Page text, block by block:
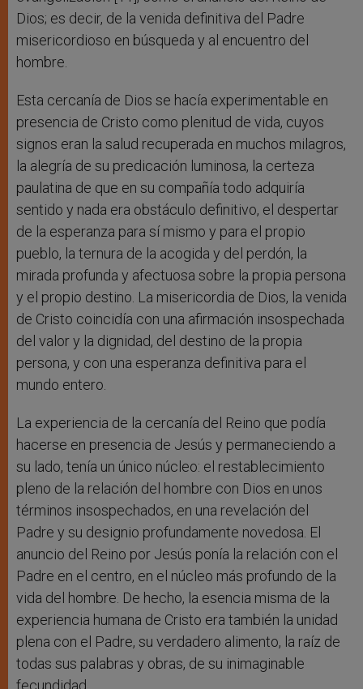
Dios; es decir, de la venida definitiva del Padre
misericordioso en búsqueda y al encuentro del
hombre.
Esta cercanía de Dios se hacía experimentable en
presencia de Cristo como plenitud de vida, cuyos
signos eran la salud recuperada en muchos milagros,
la alegría de su predicación luminosa, la certeza
paulatina de que en su compañía todo adquiría
sentido y nada era obstáculo definitivo, el despertar
de la esperanza para sí mismo y para el propio
pueblo, la ternura de la acogida y del perdón, la
mirada profunda y afectuosa sobre la propia persona
y el propio destino. La misericordia de Dios, la venida
de Cristo coincidía con una afirmación insospechada
del valor y la dignidad, del destino de la propia
persona, y con una esperanza definitiva para el
mundo entero.
La experiencia de la cercanía del Reino que podía
hacerse en presencia de Jesús y permaneciendo a
su lado, tenía un único núcleo: el restablecimiento
pleno de la relación del hombre con Dios en unos
términos insospechados, en una revelación del
Padre y su designio profundamente novedosa. El
anuncio del Reino por Jesús ponía la relación con el
Padre en el centro, en el núcleo más profundo de la
vida del hombre. De hecho, la esencia misma de la
experiencia humana de Cristo era también la unidad
plena con el Padre, su verdadero alimento, la raíz de
todas sus palabras y obras, de su inimaginable
fecundidad.